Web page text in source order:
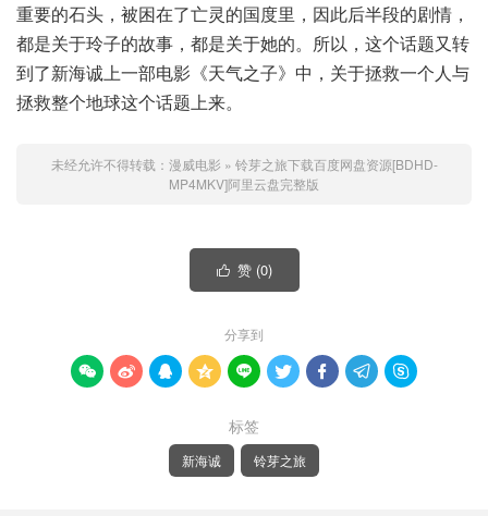
重要的石头，被困在了亡灵的国度里，因此后半段的剧情，
都是关于玲子的故事，都是关于她的。所以，这个话题又转
到了新海诚上一部电影《天气之子》中，关于拯救一个人与
拯救整个地球这个话题上来。
未经允许不得转载： 漫威电影 » 铃芽之旅下载百度网盘资源[BDHD-
MP4MKV]阿里云盘完整版
 赞 (0)
分享到
        
标签
新海诚 铃芽之旅